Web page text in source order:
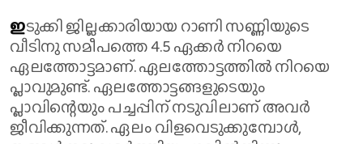
ഇടുക്കി ജില്ലക്കാരിയായ റാണി സണ്ണിയുടെ
വീടിനു സമീപത്തെ 4.5 ഏക്കർ നിറയെ
ഏലത്തോട്ടമാണ്. ഏലത്തോട്ടത്തിൽ നിറയെ
പ്ലാവുമുണ്ട്. ഏലത്തോട്ടങ്ങളുടെയും
പ്ലാവിന്റെയും പച്ചപ്പിന് നടുവിലാണ് അവർ
ജീവിക്കുന്നത്. ഏലം വിളവെടുക്കുമ്പോൾ,